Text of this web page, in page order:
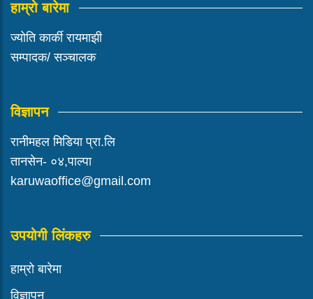
हाम्रो बारेमा
ज्योति कार्की रायमाझी
सम्पादक/ सञ्चालक
विज्ञापन
रानीमहल मिडिया प्रा.लि
तानसेन- ०४,पाल्पा
karuwaoffice@gmail.com
उपयोगी लिंकहरु
हाम्रो बारेमा
विज्ञापन